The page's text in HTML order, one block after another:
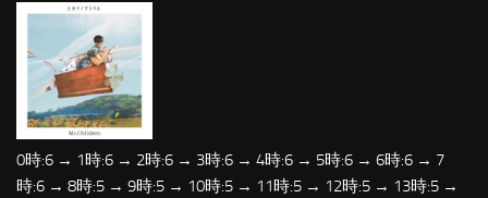
0時:6 → 1時:6 → 2時:6 → 3時:6 → 4時:6 → 5時:6 → 6時:6 → 7
時:6 → 8時:5 → 9時:5 → 10時:5 → 11時:5 → 12時:5 → 13時:5 →